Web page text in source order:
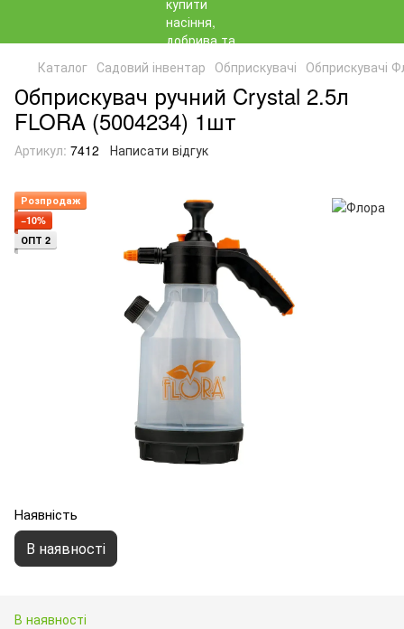
Каталог Садовий інвентар Обприскувачі Обприскувачі
Обприскувач ручний Crystal 2.5л
FLORA (5004234) 1шт
Артикул: 7412 Написати відгук
Розпродаж
−10%
ОПТ 2
Наявність
В наявності
В наявності